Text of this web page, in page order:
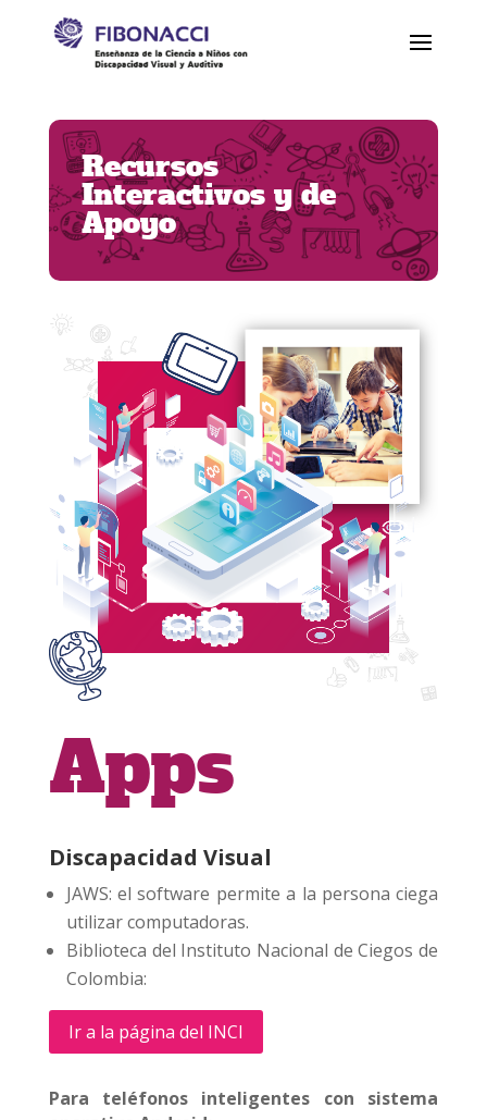
Recursos
Interactivos y de
Apoyo
Apps
Discapacidad Visual
JAWS: el software permite a la persona ciega
utilizar computadoras.
Biblioteca del Instituto Nacional de Ciegos de
Colombia:
Ir a la página del INCI
Para teléfonos inteligentes con sistema